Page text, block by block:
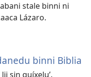
stale binni ni
Lázaro.
binni Biblia
sin quíxeluʼ.